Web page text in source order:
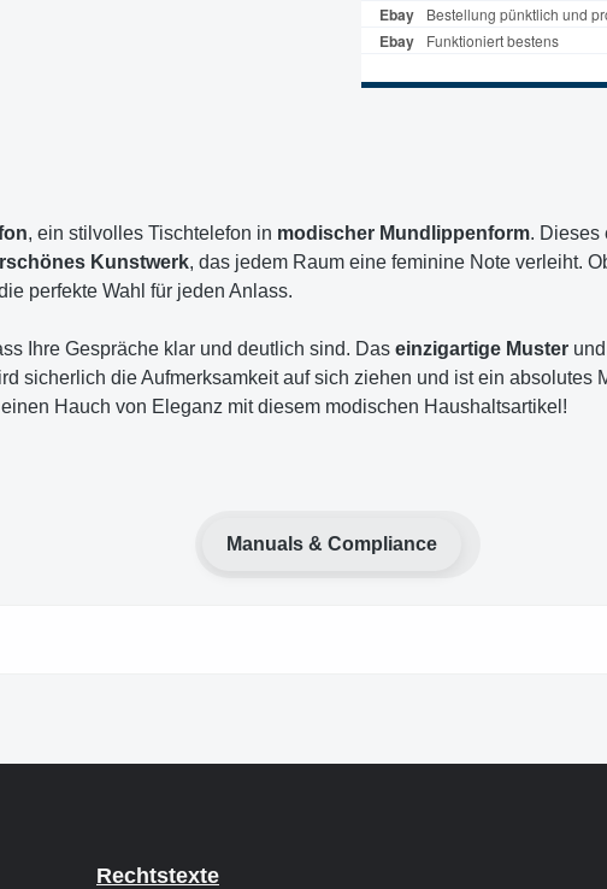
, ein stilvolles Tischtelefon in modischer Mundlippenform. Dieses
Kunstwerk, das jedem Raum eine feminine Note verleiht.
perfekte Wahl für jeden Anlass.
Ihre Gespräche klar und deutlich sind. Das einzigartige Muster
sicherlich die Aufmerksamkeit auf sich ziehen und ist ein absolutes
Hauch von Eleganz mit diesem modischen Haushaltsartikel!
Manuals & Compliance
Rechtstexte